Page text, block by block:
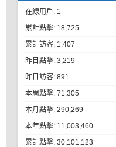
在線用戶: 1
累計點擊: 18,725
累計訪客: 1,407
昨日點擊: 3,219
昨日訪客: 891
本周點擊: 71,305
本月點擊: 290,269
本年點擊: 11,003,460
累計點擊: 30,101,123